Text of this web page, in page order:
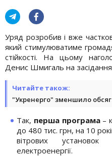
Уряд розробив і вже
який стимулюватиме
стійкості. На цьому
Денис Шмигаль на
Читайте також:
"Укренерго" зменшило
Так, перша програма –
до 480 тис. грн, на 10
вітрових
електроенергії.